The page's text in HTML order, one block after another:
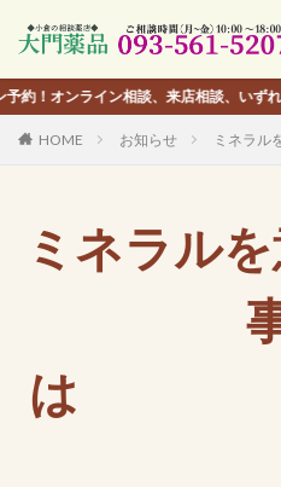
相談、来店相談、いずれでも相談いた
HOME お知らせ ミネ
ミネラル